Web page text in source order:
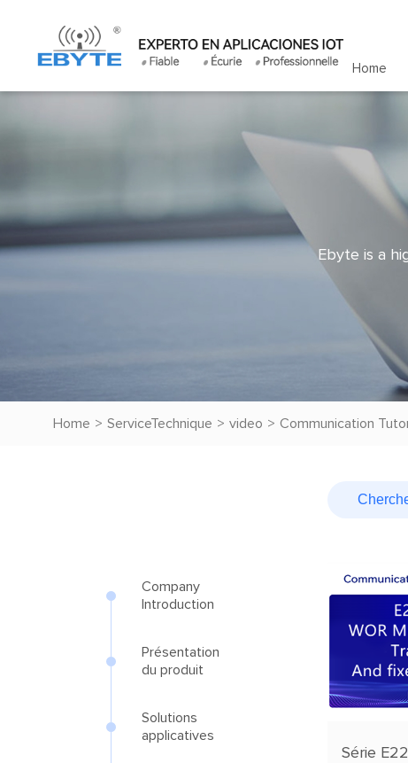
Home
Ebyte is a
Home > ServiceTechnique > video > Communication
Company
Introduction
Présentation
du produit
Solutions
applicatives
Série